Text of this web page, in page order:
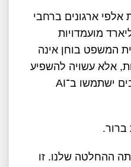
ארגונים ברחבי
מועמדויות
המשפט בוחן אינה
אלא עשויה להשפיע
ישתמשו ב־AI
ברור.
ההחלטה שלנו. זו